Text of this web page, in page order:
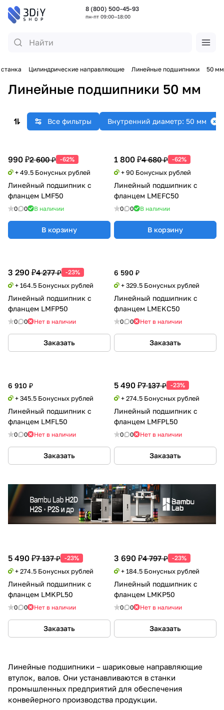
8 (800) 500-45-93
пн-пт 09:00—18:00
Цилиндрические направляющие Линейные подшипники 50 мм
Линейные подшипники 50 мм
Все фильтры Внутренний диаметр: 50 мм
990 ₽2 600 ₽ -62%
+ 49.5 Бонусных рублей
Линейный подшипник с
фланцем LMF50
0 0 В наличии
В корзину
1 800 ₽4 680 ₽ -62%
+ 90 Бонусных рублей
Линейный подшипник с
фланцем LMEFC50
0 0 В наличии
В корзину
3 290 ₽4 277 ₽ -23%
+ 164.5 Бонусных рублей
Линейный подшипник с
фланцем LMFP50
0 0 Нет в наличии
Заказать
6 590 ₽
+ 329.5 Бонусных рублей
Линейный подшипник с
фланцем LMEKC50
0 0 Нет в наличии
Заказать
6 910 ₽
+ 345.5 Бонусных рублей
Линейный подшипник с
фланцем LMFL50
0 0 Нет в наличии
Заказать
5 490 ₽7 137 ₽ -23%
+ 274.5 Бонусных рублей
Линейный подшипник с
фланцем LMFPL50
0 0 Нет в наличии
Заказать
5 490 ₽7 137 ₽ -23%
+ 274.5 Бонусных рублей
Линейный подшипник с
фланцем LMKPL50
0 0 Нет в наличии
Заказать
3 690 ₽4 797 ₽ -23%
+ 184.5 Бонусных рублей
Линейный подшипник с
фланцем LMKP50
0 0 Нет в наличии
Заказать
Линейные подшипники – шариковые направляющие
втулок, валов. Они устанавливаются в станки
промышленных предприятий для обеспечения
конвейерного производства продукции.